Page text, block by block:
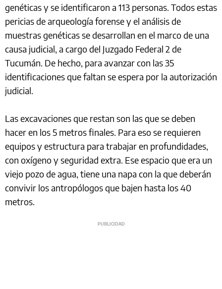
genéticas y se identificaron a 113 personas. Todos estas
pericias de arqueología forense y el análisis de
muestras genéticas se desarrollan en el marco de una
causa judicial, a cargo del Juzgado Federal 2 de
Tucumán. De hecho, para avanzar con las 35
identificaciones que faltan se espera por la autorización
judicial.
Las excavaciones que restan son las que se deben
hacer en los 5 metros finales. Para eso se requieren
equipos y estructura para trabajar en profundidades,
con oxígeno y seguridad extra. Ese espacio que era un
viejo pozo de agua, tiene una napa con la que deberán
convivir los antropólogos que bajen hasta los 40
metros.